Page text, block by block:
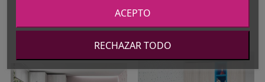
RECHAZAR TODO
ACEPTO